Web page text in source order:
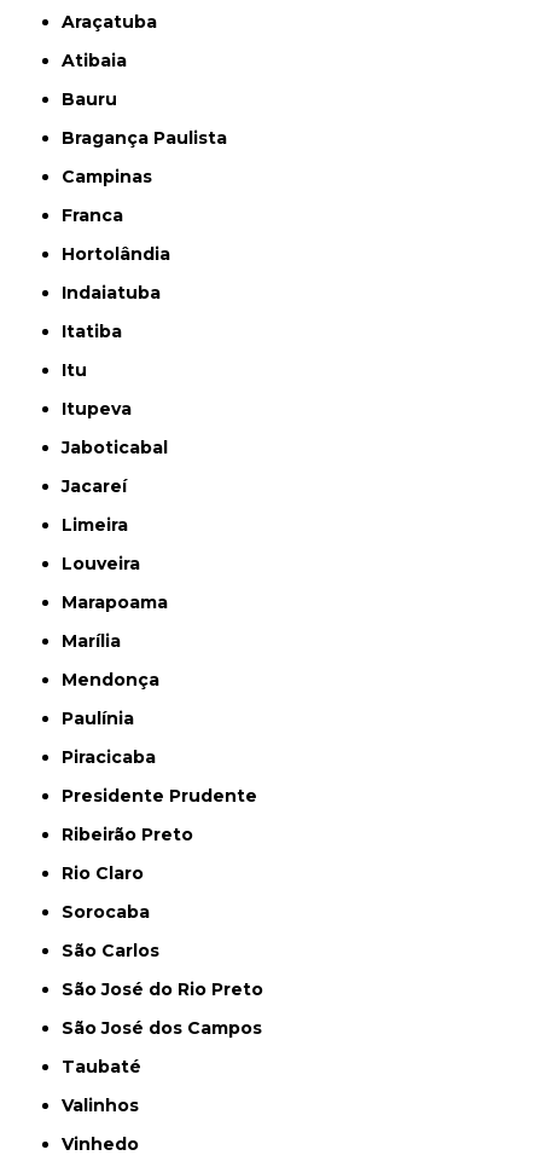
Araçatuba
Atibaia
Bauru
Bragança Paulista
Campinas
Franca
Hortolândia
Indaiatuba
Itatiba
Itu
Itupeva
Jaboticabal
Jacareí
Limeira
Louveira
Marapoama
Marília
Mendonça
Paulínia
Piracicaba
Presidente Prudente
Ribeirão Preto
Rio Claro
Sorocaba
São Carlos
São José do Rio Preto
São José dos Campos
Taubaté
Valinhos
Vinhedo